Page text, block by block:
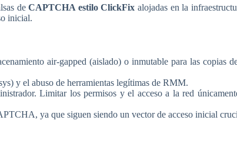
deCAPTCHA estilo ClickFix alojadas en la
inicial.
air-gapped (aislado) o inmutable para las copias
y el abuso de herramientas legítimas de RMM.
Limitar los permisos y el acceso a la red
ya que siguen siendo un vector de acceso inicial